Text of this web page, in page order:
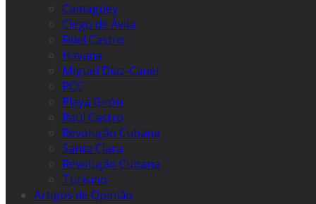
Camagüey
Ciego de Ávila
Fidel Castro
Havana
Miguel Díaz-Canel
PCC
Playa Girón
Raúl Castro
Revolução Cubana
Santa Clara
Revolução Cubana
Turismo
Artigos de Opinião